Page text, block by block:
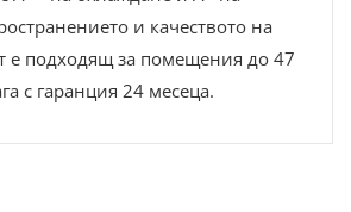
и качеството на
е подходящ за помещения до 47
с гаранция 24 месеца.